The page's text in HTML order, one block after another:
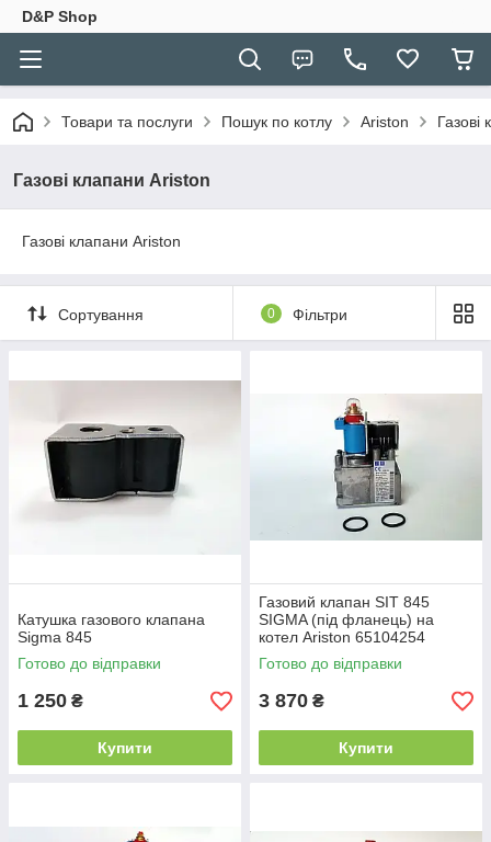
D&P Shop
Товари та послуги Пошук по котлу Ariston Газові
Газові клапани Ariston
Газові клапани Ariston
Сортування 0 Фільтри
Катушка газового клапана
Sigma 845
Готово до відправки
1 250 ₴
Купити
Газовий клапан SIT 845
SIGMA (під фланець) на
котел Ariston 65104254
Готово до відправки
3 870 ₴
Купити